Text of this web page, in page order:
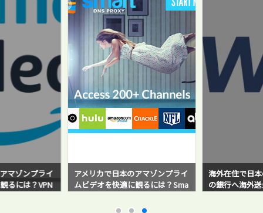
マゾンプライ
るには？VPN
じている方必
アメリカで日本のアマゾンプライ
ムビデオを快適に観るには？Sma
rt DNS Proxyサービスを使ってみ
たら超快適だった！
海外在住で日
の銀行へ海外
sferWise）の